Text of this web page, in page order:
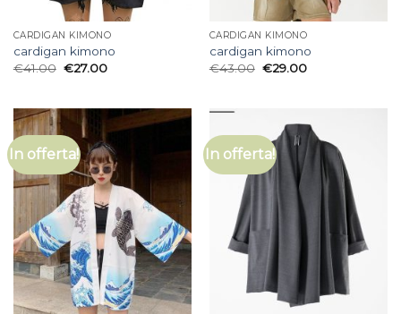
CARDIGAN KIMONO
cardigan kimono
€41.00 €27.00
CARDIGAN KIMONO
cardigan kimono
€43.00 €29.00
In offerta! In offerta!